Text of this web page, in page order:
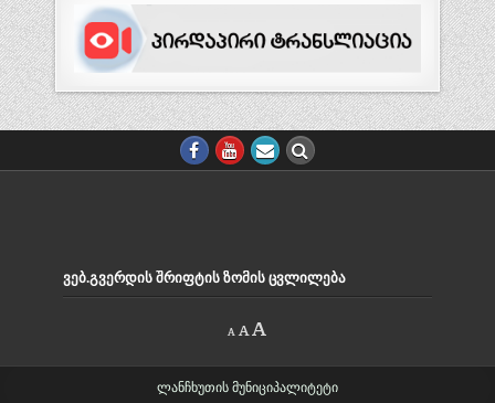
ᲕᲔᲑ.ᲒᲕᲔᲠᲓᲘᲡ ᲨᲠᲘᲤᲢᲘᲡ ᲖᲝᲛᲘᲡ ᲪᲕᲚᲘᲚᲔᲑᲐ
A
Decrease
font
A Reset
size.
A
size.
ლანჩხუთის მუნიციპალიტეტი